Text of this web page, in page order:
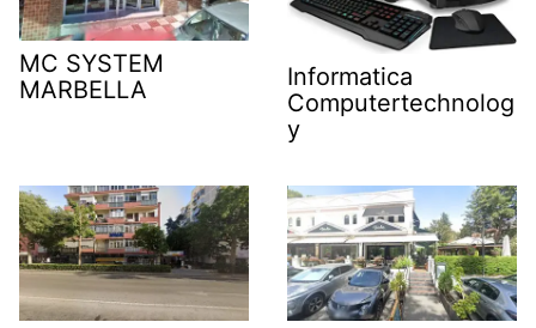
MC SYSTEM
MARBELLA
Informatica
Computertechnolog
y